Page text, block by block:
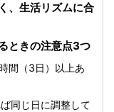
、生活リズムに合
ときの注意点3つ
間（3日）以上あ
同じ日に調整して